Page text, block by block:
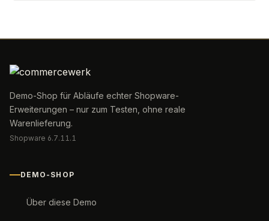
Demo-Shop für Abläufe echter Shopware-
Erweiterungen – nur zum Testen, ohne reale
Warenlieferung.
Shopware 6.7.11.1
DEMO-SHOP
Über diese Demo